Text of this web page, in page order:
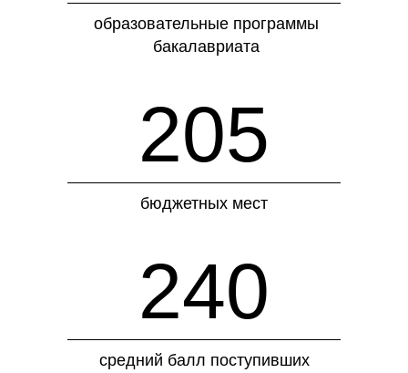
образовательные программы
бакалавриата
205
бюджетных мест
240
средний балл поступивших